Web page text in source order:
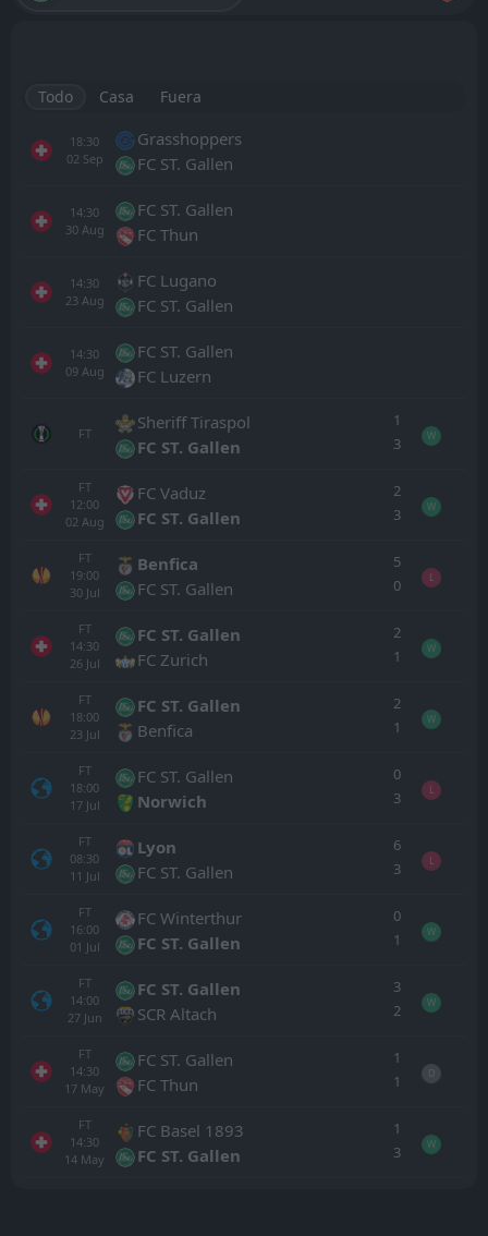
Todo Casa Fuera
18:30
02 Sep
Grasshoppers
FC ST. Gallen
14:30
30 Aug
FC ST. Gallen
FC Thun
14:30
23 Aug
FC Lugano
FC ST. Gallen
14:30
09 Aug
FC ST. Gallen
FC Luzern
FT
Sheriff Tiraspol
FC ST. Gallen
1
3
W
FT
12:00
02 Aug
FC Vaduz
FC ST. Gallen
2
3
W
FT
19:00
30 Jul
Benfica
FC ST. Gallen
5
0
L
FT
14:30
26 Jul
FC ST. Gallen
FC Zurich
2
1
W
FT
18:00
23 Jul
FC ST. Gallen
Benfica
2
1
W
FT
18:00
17 Jul
FC ST. Gallen
Norwich
0
3
L
FT
08:30
11 Jul
Lyon
FC ST. Gallen
6
3
L
FT
16:00
01 Jul
FC Winterthur
FC ST. Gallen
0
1
W
FT
14:00
27 Jun
FC ST. Gallen
SCR Altach
3
2
W
FT
14:30
17 May
FC ST. Gallen
FC Thun
1
1
D
FT
14:30
14 May
FC Basel 1893
FC ST. Gallen
1
3
W